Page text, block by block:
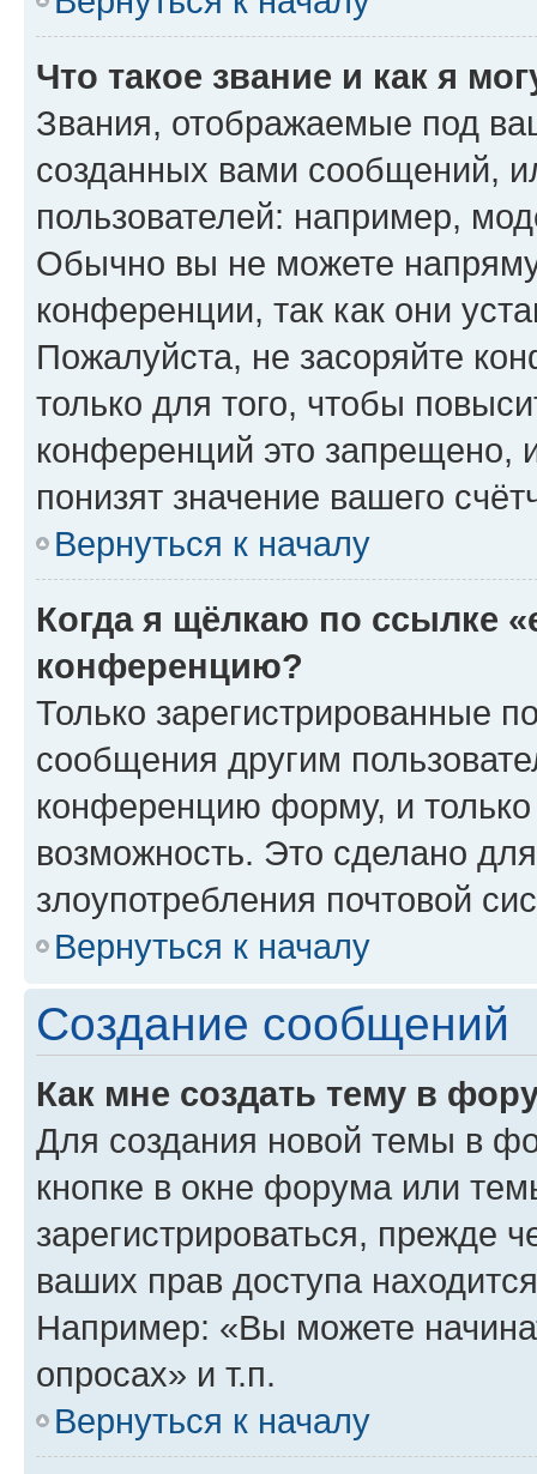
Что такое звание и как я
Звания, отображаемые под
созданных вами сообщений,
пользователей: например,
Обычно вы не можете
конференции, так как они
Пожалуйста, не засоряйте
только для того, чтобы
конференций это запрещено,
понизят значение вашего
Вернуться к началу
Когда я щёлкаю по ссылке
конференцию?
Только зарегистрированные
сообщения другим
конференцию форму, и
возможность. Это сделано
злоупотребления почтовой
Вернуться к началу
Создание сообщений
Как мне создать тему в
Для создания новой темы в
кнопке в окне форума или
зарегистрироваться, прежде
ваших прав доступа
Например: «Вы можете
опросах» и т.п.
Вернуться к началу